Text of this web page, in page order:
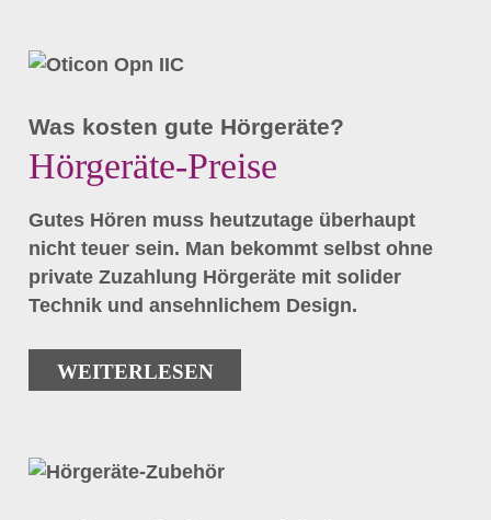
Was kosten gute Hörgeräte?
Hörgeräte-Preise
Gutes Hören muss heutzutage überhaupt
nicht teuer sein. Man bekommt selbst ohne
private Zuzahlung Hörgeräte mit solider
Technik und ansehnlichem Design.
WEITERLESEN